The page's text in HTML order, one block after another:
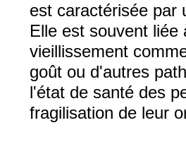
est caractérisée par
Elle est souvent liée
vieillissement
goût ou d'autres
l'état de santé des
fragilisation de leur